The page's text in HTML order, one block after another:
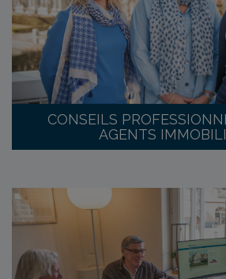
CONSEILS
AGENTS